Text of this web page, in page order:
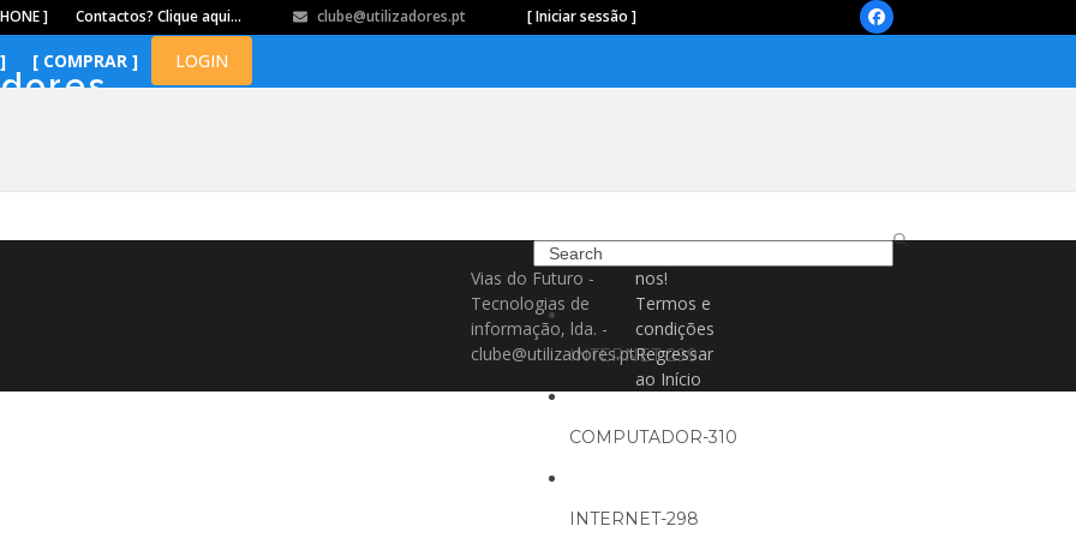
] Contactos? Clique aqui… clube@utilizadores.pt [ Iniciar sessão ] Facebook
[ COMPRAR ] LOGIN
Search
INTERNET-299
COMPUTADOR-310
INTERNET-298
Vias do Futuro -
Tecnologias de
informação, lda. -
clube@utilizadores.pt
nos!
Termos e
condições
Regressar
ao Início